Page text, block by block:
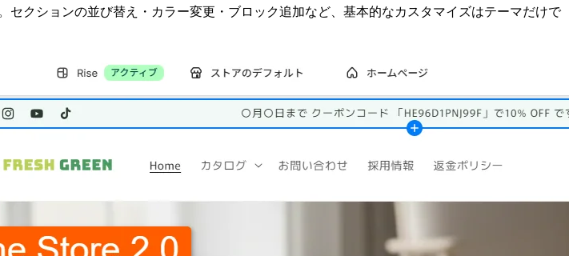
セクションの並び替え・カラー変更・ブロック追加など、基本的なカスタマイズはテーマだけで